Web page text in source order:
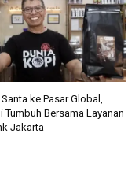
ke Pasar Global,
Tumbuh Bersama Layanan
Jakarta